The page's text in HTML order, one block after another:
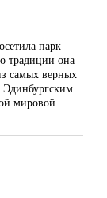
парк
традиции она
самых верных
Эдинбургским
мировой